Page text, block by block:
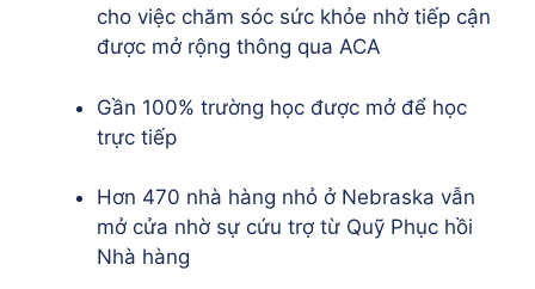
cho việc chăm sóc sức khỏe nhờ tiếp cận
được mở rộng thông qua ACA
Gần 100% trường học được mở để học
trực tiếp
Hơn 470 nhà hàng nhỏ ở Nebraska vẫn
mở cửa nhờ sự cứu trợ từ Quỹ Phục hồi
Nhà hàng